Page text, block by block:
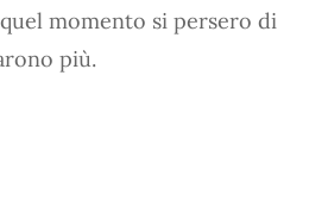
momento si persero di
più.